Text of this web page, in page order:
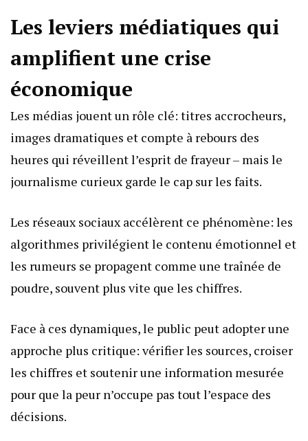
Les leviers médiatiques qui
amplifient une crise
économique
Les médias jouent un rôle clé: titres accrocheurs,
images dramatiques et compte à rebours des
heures qui réveillent l’esprit de frayeur – mais le
journalisme curieux garde le cap sur les faits.
Les réseaux sociaux accélèrent ce phénomène: les
algorithmes privilégient le contenu émotionnel et
les rumeurs se propagent comme une traînée de
poudre, souvent plus vite que les chiffres.
Face à ces dynamiques, le public peut adopter une
approche plus critique: vérifier les sources, croiser
les chiffres et soutenir une information mesurée
pour que la peur n’occupe pas tout l’espace des
décisions.